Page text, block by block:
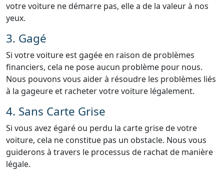
votre voiture ne démarre pas, elle a de la valeur à nos
yeux.
3. Gagé
Si votre voiture est gagée en raison de problèmes
financiers, cela ne pose aucun problème pour nous.
Nous pouvons vous aider à résoudre les problèmes liés
à la gageure et racheter votre voiture légalement.
4. Sans Carte Grise
Si vous avez égaré ou perdu la carte grise de votre
voiture, cela ne constitue pas un obstacle. Nous vous
guiderons à travers le processus de rachat de manière
légale.